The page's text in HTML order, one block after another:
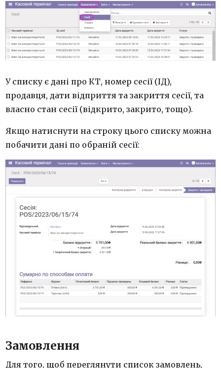
У списку є дані про КТ, номер сесії (ІД),
продавця, дати відприття та закриття сесії, та
власно стан сесії (відкрито, закрито, тощо).
Якщо натиснути на строку цього списку можна
побачити дані по обраній сесії:
Замовлення
Для того, щоб переглянути список замовлень,